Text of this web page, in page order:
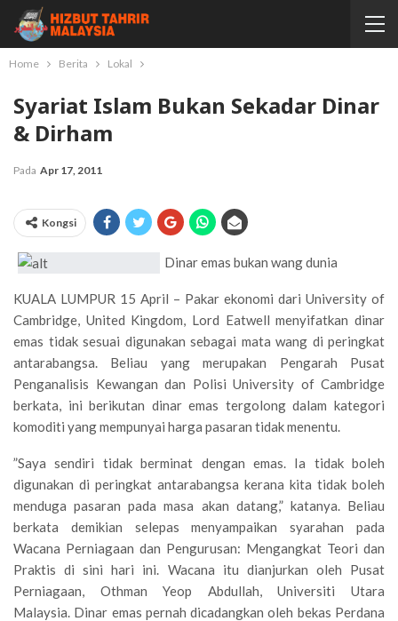
Home Berita Lokal
Syariat Islam Bukan Sekadar Dinar
& Dirham
Pada Apr 17, 2011
Kongsi
Dinar emas bukan wang dunia
KUALA LUMPUR 15 April – Pakar ekonomi dari University of
Cambridge, United Kingdom, Lord Eatwell menyifatkan dinar
emas tidak sesuai digunakan sebagai mata wang di peringkat
antarabangsa. Beliau yang merupakan Pengarah Pusat
Penganalisis Kewangan dan Polisi University of Cambridge
berkata, ini berikutan dinar emas tergolong dalam kategori
komoditi yang mempunyai harga pasaran tidak menentu.
”Saya sendiri tidak berminat dengan emas. Ia tidak boleh
digunakan di peringkat antarabangsa kerana kita tidak boleh
menduga pasaran pada masa akan datang,” katanya. Beliau
berkata demikian selepas menyampaikan syarahan pada
Wacana Perniagaan dan Pengurusan: Mengangkat Teori dan
Praktis di sini hari ini. Wacana itu dianjurkan oleh Pusat
Perniagaan, Othman Yeop Abdullah, Universiti Utara
Malaysia. Dinar emas pernah dicadangkan oleh bekas Perdana